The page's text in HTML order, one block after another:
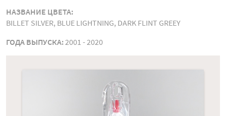
НАЗВАНИЕ ЦВЕТА:
BILLET SILVER, BLUE LIGHTNING, DARK FLINT GREEY
ГОДА ВЫПУСКА:2001 - 2020